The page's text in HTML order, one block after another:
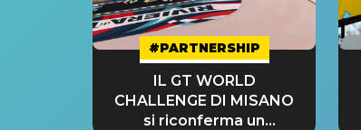
#PARTNERSHIP
IL GT WORLD
CHALLENGE DI MISANO
si riconferma un